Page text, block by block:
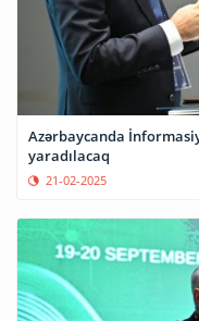
Azərbaycanda
yaradılacaq
21-02-2025